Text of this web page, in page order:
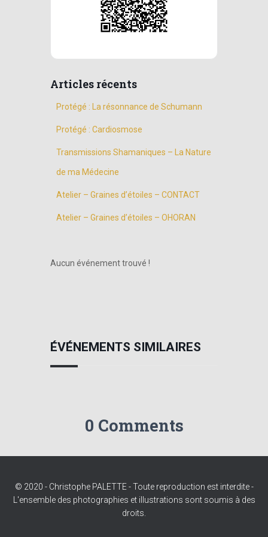
Articles récents
Protégé : La résonnance de Schumann
Protégé : Cardiosmose
Transmissions Shamaniques – La Nature
de ma Médecine
Atelier – Graines d’étoiles – CONTACT
Atelier – Graines d’étoiles – OHORAN
Aucun événement trouvé !
ÉVÉNEMENTS SIMILAIRES
0 Comments
© 2020 - Christophe PALETTE - Toute reproduction est interdite -
L'ensemble des photographies et illustrations sont soumis à des
droits.